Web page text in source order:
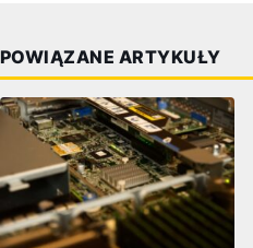
POWIĄZANE ARTYKUŁY